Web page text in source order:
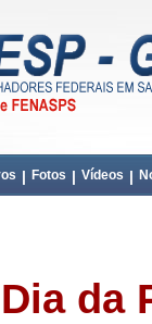
| Fotos | Vídeos |
da